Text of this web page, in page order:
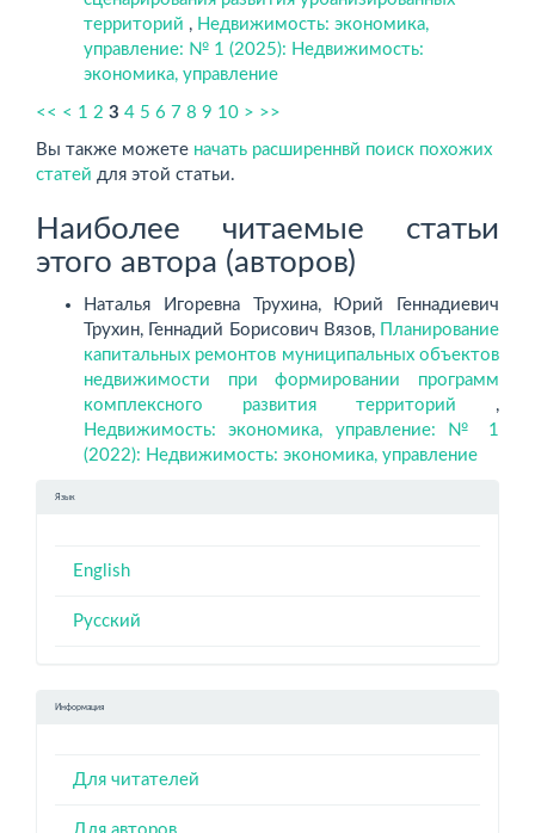
территорий , Недвижимость: экономика,
управление: № 1 (2025): Недвижимость:
экономика, управление
<< < 1 2 3 4 5 6 7 8 9 10 > >>
Вы также можете начать расширеннвй поиск похожих
статей для этой статьи.
Наиболее читаемые статьи
этого автора (авторов)
Наталья Игоревна Трухина, Юрий Геннадиевич
Трухин, Геннадий Борисович Вязов,
Планирование
капитальных ремонтов муниципальных объектов
недвижимости при формировании программ
комплексного развития территорий ,
Недвижимость: экономика, управление: № 1
(2022): Недвижимость: экономика, управление
Язык
English
Русский
Информация
Для читателей